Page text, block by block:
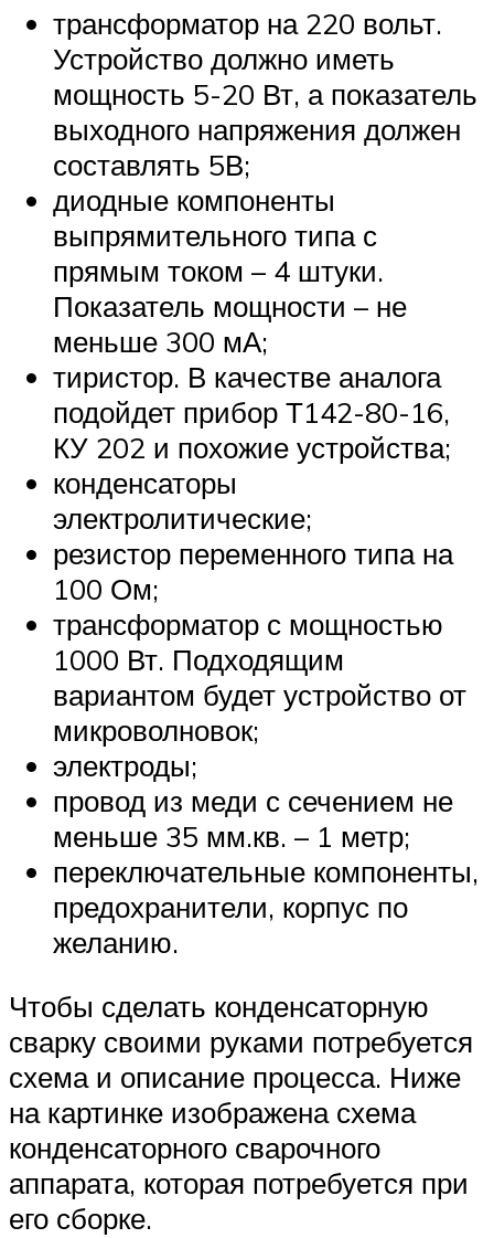
трансформатор на 220 вольт.
Устройство должно иметь
мощность 5-20 Вт, а показатель
выходного напряжения должен
составлять 5В;
диодные компоненты
выпрямительного типа с
прямым током – 4 штуки.
Показатель мощности – не
меньше 300 мА;
тиристор. В качестве аналога
подойдет прибор Т142-80-16,
КУ 202 и похожие устройства;
конденсаторы
электролитические;
резистор переменного типа на
100 Ом;
трансформатор с мощностью
1000 Вт. Подходящим
вариантом будет устройство от
микроволновок;
электроды;
провод из меди с сечением не
меньше 35 мм.кв. – 1 метр;
переключательные компоненты,
предохранители, корпус по
желанию.
Чтобы сделать конденсаторную
сварку своими руками потребуется
схема и описание процесса. Ниже
на картинке изображена схема
конденсаторного сварочного
аппарата, которая потребуется при
его сборке.